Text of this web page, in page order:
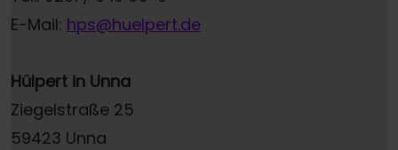
E-Mail: hps@huelpert.de
Hülpert in Unna
Ziegelstraße 25
59423 Unna